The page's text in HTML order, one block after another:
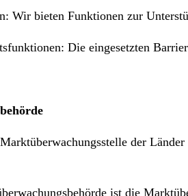
Wir bieten Funktionen zur
Die eingesetzten
der
ist die